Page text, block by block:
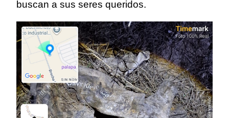
buscan a sus seres queridos.